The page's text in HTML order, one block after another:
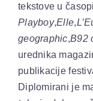
tekstove u
Playboy,Elle,
geographic,B92
urednika
publikacije
Diplomirani je